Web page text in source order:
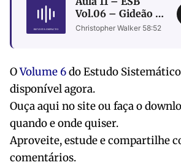
Vol.06 – Gideão –
o sinal
Christopher Walker 58:52
OVolume 6do Estudo
disponível agora.
Ouça aqui no site ou faça o
quando e onde quiser.
Aproveite, estude e compartilhe
comentários.